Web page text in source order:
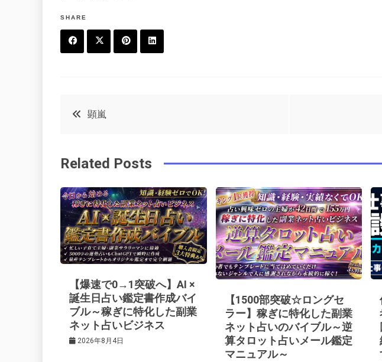
SHARE
o
k
t
r
e
t
in
投
ナ
ビ
ゲ
ー
シ
ョ
顕嵐
Related Posts
【爆速で0→1突破へ】AI ×
誕生日占い鑑定書作成バイ
ブル～稼ぎに特化した副業
ネット占いビジネス
2026年8月4日
【1500部突破☆ロングセ
ラー】稼ぎに特化した副業
ネット占いのバイブル～逆
算タロット占いメール鑑定
マニュアル～